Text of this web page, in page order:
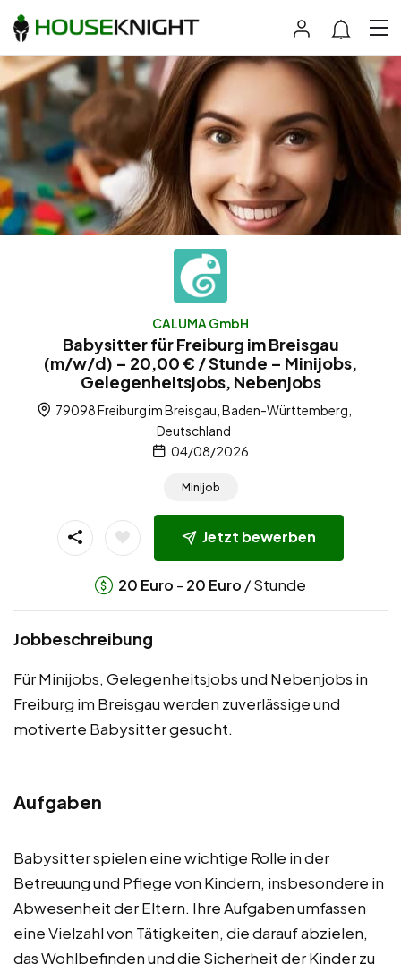
CALUMA GmbH
Babysitter für Freiburg im Breisgau
(m/w/d) – 20,00 € / Stunde – Minijobs,
Gelegenheitsjobs, Nebenjobs
79098 Freiburg im Breisgau, Baden-Württemberg,
Deutschland
04/08/2026
Minijob
Jetzt bewerben
20 Euro - 20 Euro / Stunde
Jobbeschreibung
Für Minijobs, Gelegenheitsjobs und Nebenjobs in
Freiburg im Breisgau werden zuverlässige und
motiverte Babysitter gesucht.
Aufgaben
Babysitter spielen eine wichtige Rolle in der
Betreuung und Pflege von Kindern, insbesondere in
Abwesenheit der Eltern. Ihre Aufgaben umfassen
eine Vielzahl von Tätigkeiten, die darauf abzielen,
das Wohlbefinden und die Sicherheit der Kinder zu